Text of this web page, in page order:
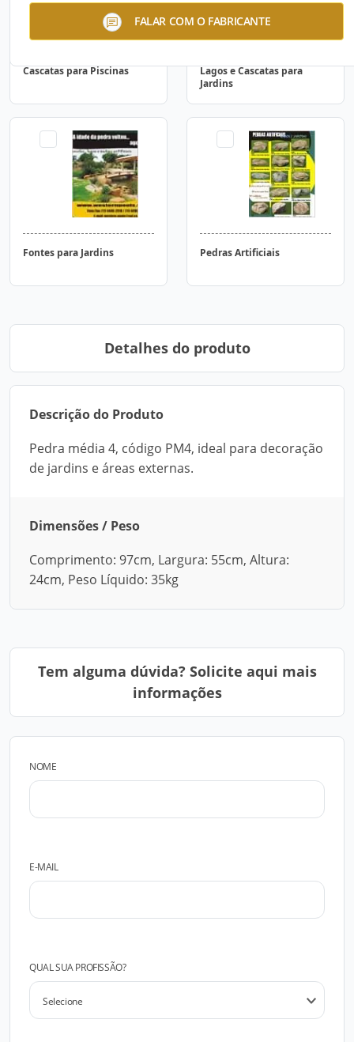
FALAR COM O FABRICANTE
Cascatas para Piscinas
Lagos e Cascatas para
Jardins
Fontes para Jardins Pedras Artificiais
Detalhes do produto
Descrição do Produto
Pedra média 4, código PM4, ideal para decoração
de jardins e áreas externas.
Dimensões / Peso
Comprimento: 97cm, Largura: 55cm, Altura:
24cm, Peso Líquido: 35kg
Tem alguma dúvida? Solicite aqui mais
informações
NOME
E-MAIL
QUAL SUA PROFISSÃO?